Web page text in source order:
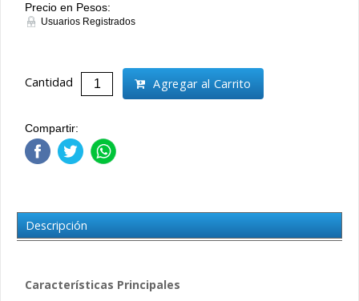
Precio en Pesos:
Usuarios Registrados
Cantidad Agregar al Carrito
Compartir:
Descripción
Características Principales